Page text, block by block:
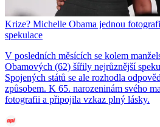
Krize? Michelle Obama jednou
spekulace
V posledních měsících se kolem
Obamových (62) šířily nejrůznější
Spojených států se ale rozhodla
způsobem. K 65. narozeninám svého
fotografii a připojila vzkaz plný lásky.